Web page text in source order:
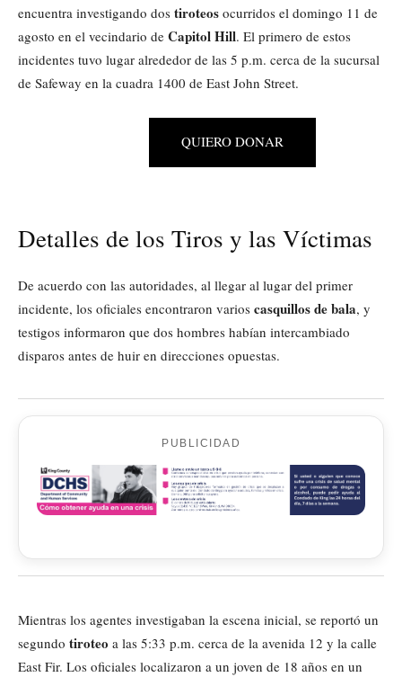
encuentra investigando dos tiroteos ocurridos el domingo 11 de
agosto en el vecindario de Capitol Hill. El primero de estos
incidentes tuvo lugar alrededor de las 5 p.m. cerca de la sucursal
de Safeway en la cuadra 1400 de East John Street.
QUIERO DONAR
Detalles de los Tiros y las Víctimas
De acuerdo con las autoridades, al llegar al lugar del primer
incidente, los oficiales encontraron varios casquillos de bala, y
testigos informaron que dos hombres habían intercambiado
disparos antes de huir en direcciones opuestas.
PUBLICIDAD
Mientras los agentes investigaban la escena inicial, se reportó un
segundo tiroteo a las 5:33 p.m. cerca de la avenida 12 y la calle
East Fir. Los oficiales localizaron a un joven de 18 años en un